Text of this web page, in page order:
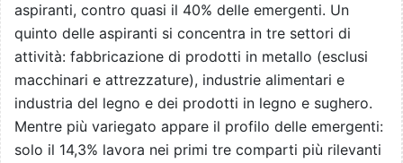
aspiranti, contro quasi il 40% delle emergenti. Un
quinto delle aspiranti si concentra in tre settori di
attività: fabbricazione di prodotti in metallo (esclusi
macchinari e attrezzature), industrie alimentari e
industria del legno e dei prodotti in legno e sughero.
Mentre più variegato appare il profilo delle emergenti:
solo il 14,3% lavora nei primi tre comparti più rilevanti